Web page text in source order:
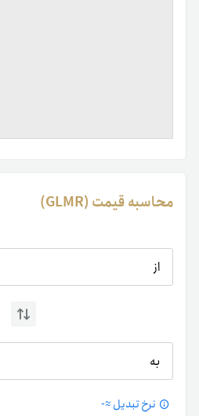
محاسبه قیمت (GLMR)
از
به
نرخ تبدیل ≈-